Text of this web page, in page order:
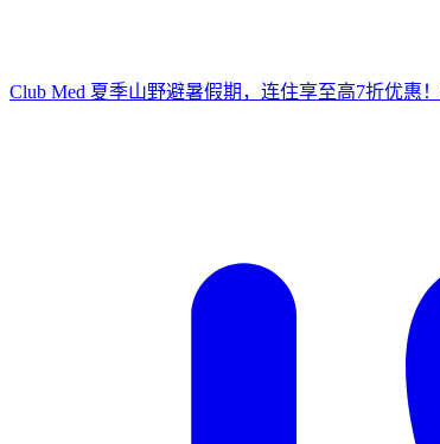
Club Med 夏季山野避暑假期，连住享至高7折优惠！